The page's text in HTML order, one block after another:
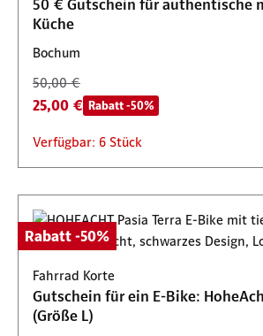
50 € Gutschein für authentische
Küche
Bochum
50,00 €
25,00 € Rabatt -50%
Verfügbar: 6 Stück
Rabatt -50%
Fahrrad Korte
Gutschein für ein E-Bike:
(Größe L)